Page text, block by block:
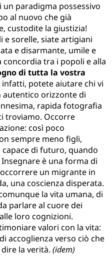
paradigma possessivo
al nuovo che già
custodite la giustizia!
e sorelle, siate artigiani
e disarmante, umile e
tra i popoli e alla
di tutta la vostra
infatti, potete aiutare chi vi
orizzonte di
rapida fotografia
troviamo. Occorre
così poco
sempre meno figli,
capace di futuro, quando
è una forma di
un migrante in
una coscienza disperata.
la vita umana, di
parlare al cuore dei
loro cognizioni.
valori con la vita:
accoglienza verso ciò che
dire la verità.(idem)